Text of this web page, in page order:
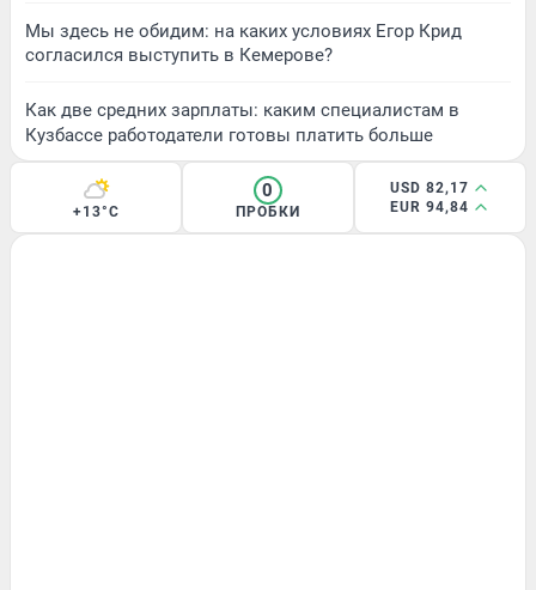
Мы здесь не обидим: на каких условиях Егор Крид
согласился выступить в Кемерове?
Как две средних зарплаты: каким специалистам в
Кузбассе работодатели готовы платить больше
+13°C
0
ПРОБКИ
USD 82,17
EUR 94,84